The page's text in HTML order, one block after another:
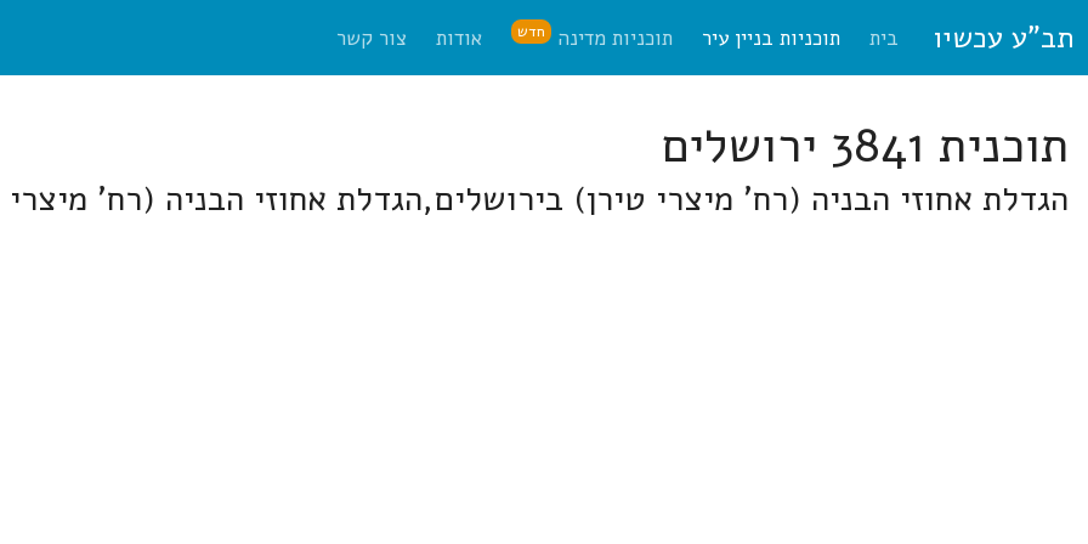
תב"ע עכשיו בית תוכניות בניין עיר תוכניות מדינה חדש אודות צור קשר
תוכנית 3841 ירושלים
הגדלת אחוזי הבניה (רח' מיצרי טירן) בירושלים,הגדלת אחוזי הבניה (רח' מיצרי